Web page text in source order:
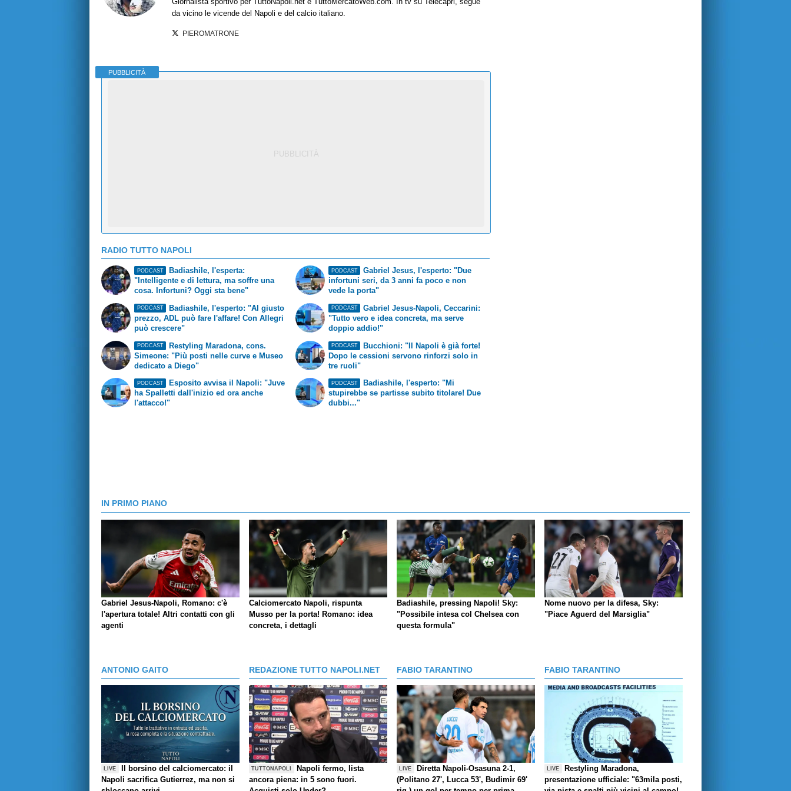
da vicino le vicende del Napoli e del calcio italiano.
PIEROMATRONE
PUBBLICITÀ
RADIO TUTTO NAPOLI
PODCAST
Badiashile, l'esperta:
"Intelligente e di lettura, ma soffre una
cosa. Infortuni? Oggi sta bene"
PODCAST
Badiashile, l'esperto: "Al giusto
prezzo, ADL può fare l'affare! Con Allegri
può crescere"
PODCAST
Gabriel Jesus, l'esperto: "Due
infortuni seri, da 3 anni fa poco e non
vede la porta"
PODCAST
Gabriel Jesus-Napoli, Ceccarini:
"Tutto vero e idea concreta, ma serve
doppio addio!"
PODCAST
Restyling Maradona, cons.
Simeone: "Più posti nelle curve e Museo
dedicato a Diego"
PODCAST
Esposito avvisa il Napoli: "Juve
ha Spalletti dall'inizio ed ora anche
l'attacco!"
PODCAST
Bucchioni: "Il Napoli è già forte!
Dopo le cessioni servono rinforzi solo in
tre ruoli"
PODCAST
Badiashile, l'esperto: "Mi
stupirebbe se partisse subito titolare! Due
dubbi..."
IN PRIMO PIANO
Gabriel Jesus-Napoli, Romano: c'è
l'apertura totale! Altri contatti con gli
agenti
Calciomercato Napoli, rispunta
Musso per la porta! Romano: idea
concreta, i dettagli
Badiashile, pressing Napoli! Sky:
"Possibile intesa col Chelsea con
questa formula"
Nome nuovo per la difesa, Sky:
"Piace Aguerd del Marsiglia"
ANTONIO GAITO
LIVE
Il borsino del calciomercato: il
Napoli sacrifica Gutierrez, ma non si
REDAZIONE TUTTO NAPOLI.NET
TUTTONAPOLI
Napoli fermo, lista
ancora piena: in 5 sono fuori.
FABIO TARANTINO
LIVE
Diretta Napoli-Osasuna 2-1,
(Politano 27', Lucca 53', Budimir 69'
FABIO TARANTINO
LIVE
Restyling Maradona,
presentazione ufficiale: "63mila posti,